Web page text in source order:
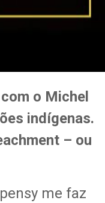
o Michel
indígenas.
– ou
me faz